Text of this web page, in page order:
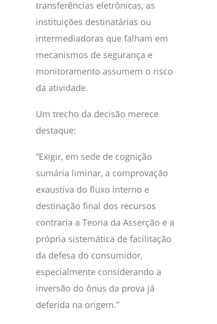
transferências eletrônicas, as
instituições destinatárias ou
intermediadoras que falham em
mecanismos de segurança e
monitoramento assumem o risco
da atividade.
Um trecho da decisão merece
destaque:
“Exigir, em sede de cognição
sumária liminar, a comprovação
exaustiva do fluxo interno e
destinação final dos recursos
contraria a Teoria da Asserção e a
própria sistemática de facilitação
da defesa do consumidor,
especialmente considerando a
inversão do ônus da prova já
deferida na origem.”